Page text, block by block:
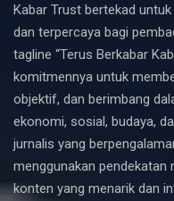
Kabar Trust bertekad
dan terpercaya bagi
tagline “Terus Berkabar
komitmennya untuk
objektif, dan berimbang
ekonomi, sosial, budaya,
jurnalis yang
menggunakan pendekatan
konten yang menarik dan